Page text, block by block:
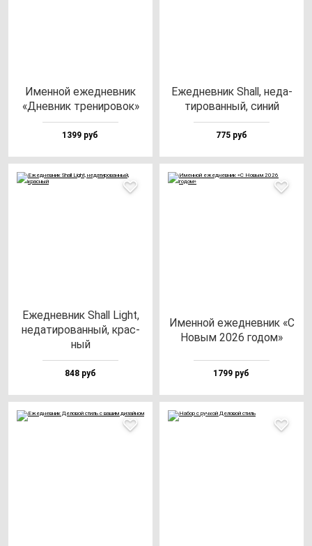
Имен­ной ежед­нев­ник
«Днев­ник тре­ни­ро­вок»
1399 руб
Ежед­нев­ник Shall, не­да­
ти­ро­ван­ный, си­ний
775 руб
Ежед­нев­ник Shall Light,
не­да­ти­ро­ван­ный, крас­
ный
848 руб
Имен­ной ежед­нев­ник «С
Новым 2026 го­дом»
1799 руб